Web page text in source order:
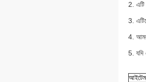
2. এটি
3.
4.
5. যদি
আইটেম